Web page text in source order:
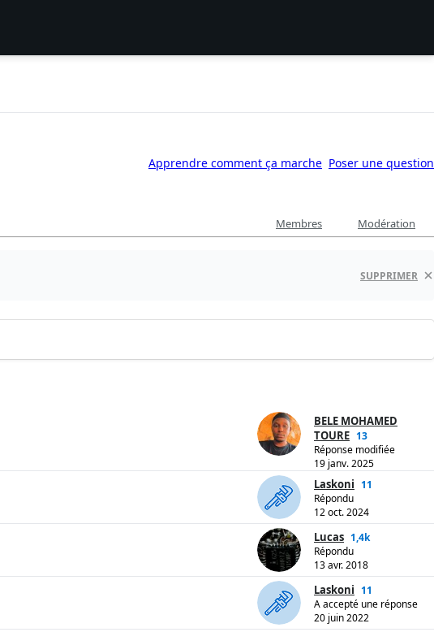
Apprendre comment ça marche Poser une question
Membres Modération
SUPPRIMER
BELE MOHAMED
TOURE 13
Réponse modifiée
19 janv. 2025
Laskoni 11
Répondu
12 oct. 2024
Lucas 1,4k
Répondu
13 avr. 2018
Laskoni 11
A accepté une réponse
20 juin 2022